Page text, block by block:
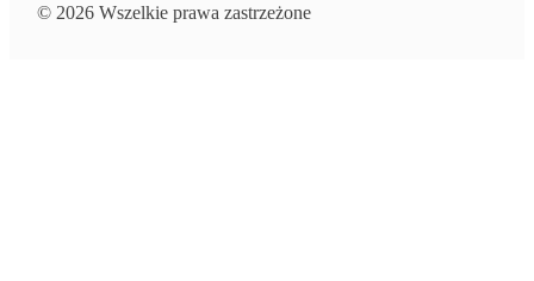
© 2026 Wszelkie prawa zastrzeżone